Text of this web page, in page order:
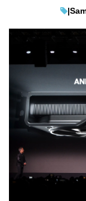
EduTech
IT Times
生成式AI與雲端應
Enterprise Digital
特集
|